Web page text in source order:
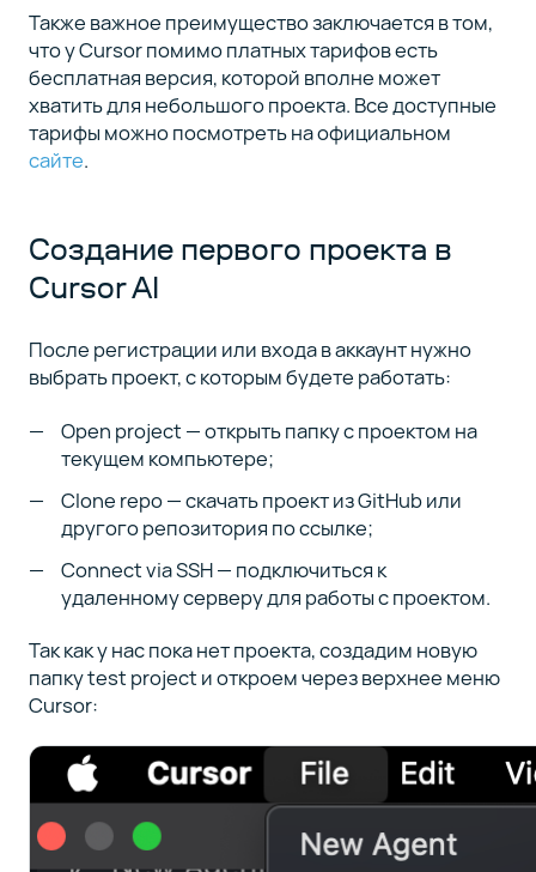
Также важное преимущество заключается в том,
что у Cursor помимо платных тарифов есть
бесплатная версия, которой вполне может
хватить для небольшого проекта. Все доступные
тарифы можно посмотреть на официальном
сайте.
Создание первого проекта в
Cursor AI
После регистрации или входа в аккаунт нужно
выбрать проект, с которым будете работать:
Open project — открыть папку с проектом на
текущем компьютере;
Clone repo — скачать проект из GitHub или
другого репозитория по ссылке;
Connect via SSH — подключиться к
удаленному серверу для работы с проектом.
Так как у нас пока нет проекта, создадим новую
папку test project и откроем через верхнее меню
Cursor: